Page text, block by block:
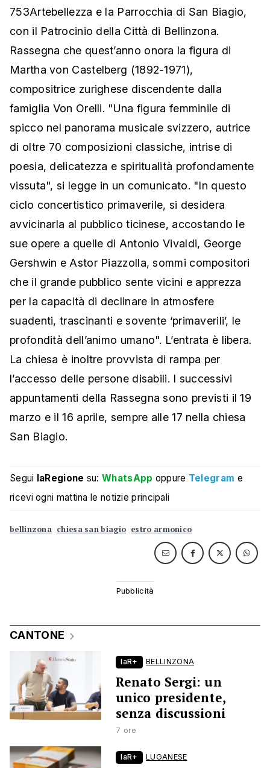
753Artebellezza e la Parrocchia di San Biagio,
con il Patrocinio della Città di Bellinzona.
Rassegna che quest’anno onora la figura di
Martha von Castelberg (1892-1971),
compositrice zurighese discendente dalla
famiglia Von Orelli. "Una figura femminile di
spicco nel panorama musicale svizzero, autrice
di oltre 70 composizioni classiche, intrise di
poesia, delicatezza e spiritualità profondamente
vissuta", si legge in un comunicato. "In questo
ciclo concertistico primaverile, si desidera
avvicinarla al pubblico ticinese, accostando le
sue opere a quelle di Antonio Vivaldi, George
Gershwin e Astor Piazzolla, sommi compositori
che il grande pubblico sente vicini e apprezza
per la capacità di declinare in atmosfere
suadenti, trascinanti e sovente ‘primaverili’, le
profondità dell’animo umano". L’entrata è libera.
La chiesa è inoltre provvista di rampa per
l’accesso delle persone disabili. I successivi
appuntamenti della Rassegna sono previsti il 19
marzo e il 16 aprile, sempre alle 17 nella chiesa
San Biagio.
Segui laRegione su:WhatsApp oppure Telegram e
ricevi ogni mattina le notizie principali
bellinzona chiesa san biagio estro armonico
CANTONE
laR+ BELLINZONA
Renato Sergi: un
unico presidente,
senza discussioni
7 ore
laR+ LUGANESE